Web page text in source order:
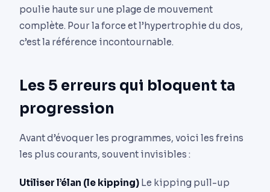
poulie haute sur une plage de mouvement
complète. Pour la force et l’hypertrophie du dos,
c’est la référence incontournable.
Les 5 erreurs qui bloquent ta
progression
Avant d’évoquer les programmes, voici les freins
les plus courants, souvent invisibles :
Utiliser l’élan (le kipping) Le kipping pull-up